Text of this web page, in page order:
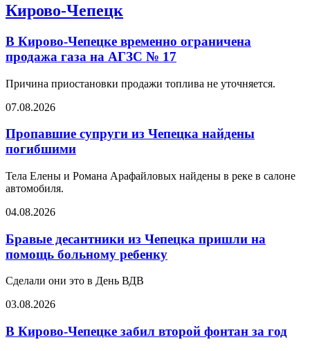
Кирово-Чепецк
В Кирово-Чепецке временно ограничена
продажа газа на АГЗС № 17
Причина приостановки продажи топлива не уточняется.
07.08.2026
Пропавшие супруги из Чепецка найдены
погибшими
Тела Елены и Романа Арафайловых найдены в реке в салоне
автомобиля.
04.08.2026
Бравые десантники из Чепецка пришли на
помощь больному ребенку
Сделали они это в День ВДВ
03.08.2026
В Кирово-Чепецке забил второй фонтан за год